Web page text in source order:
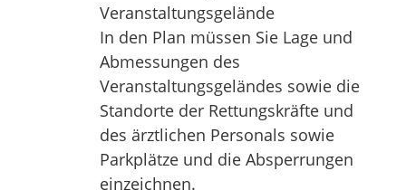
Veranstaltungsgelände
In den Plan müssen Sie Lage und
Abmessungen des
Veranstaltungsgeländes sowie die
Standorte der Rettungskräfte und
des ärztlichen Personals sowie
Parkplätze und die Absperrungen
einzeichnen.